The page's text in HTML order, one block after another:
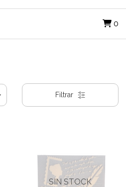
0
Filtrar
SIN STOCK